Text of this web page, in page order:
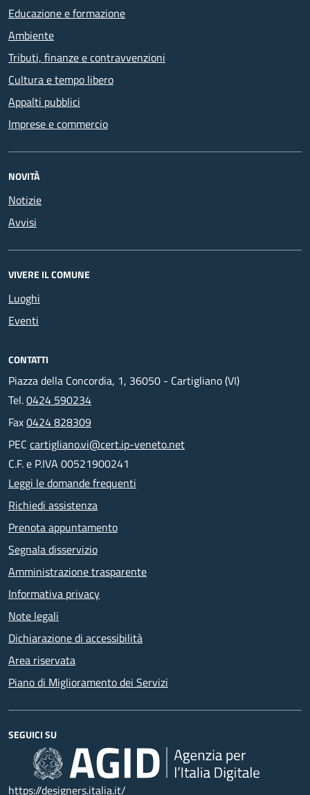
Educazione e formazione
Ambiente
Tributi, finanze e contravvenzioni
Cultura e tempo libero
Appalti pubblici
Imprese e commercio
NOVITÀ
Notizie
Avvisi
VIVERE IL COMUNE
Luoghi
Eventi
CONTATTI
Piazza della Concordia, 1, 36050 - Cartigliano (VI)
Tel.0424 590234
Fax0424 828309
PEC cartigliano.vi@cert.ip-veneto.net
C.F. e P.IVA 00521900241
Leggi le domande frequenti
Richiedi assistenza
Prenota appuntamento
Segnala disservizio
Amministrazione trasparente
Informativa privacy
Note legali
Dichiarazione di accessibilità
Area riservata
Piano di Miglioramento dei Servizi
SEGUICI SU
https://designers.italia.it/